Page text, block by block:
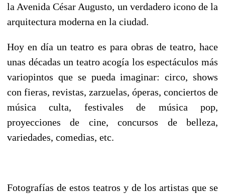
la Avenida César Augusto, un verdadero icono de la
arquitectura moderna en la ciudad.
Hoy en día un teatro es para obras de teatro, hace
unas décadas un teatro acogía los espectáculos más
variopintos que se pueda imaginar: circo, shows
con fieras, revistas, zarzuelas, óperas, conciertos de
música culta, festivales de música pop,
proyecciones de cine, concursos de belleza,
variedades, comedias, etc.
Fotografías de estos teatros y de los artistas que se